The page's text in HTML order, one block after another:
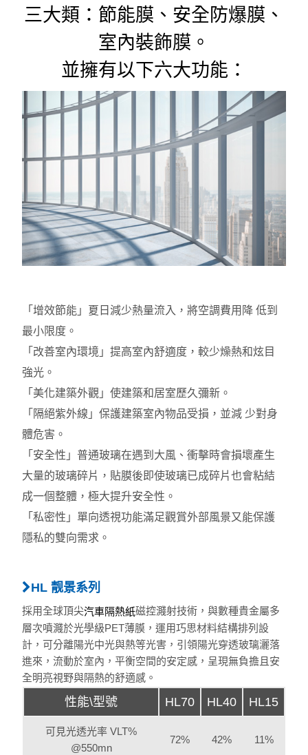
三大類：節能膜、安全防爆膜、
室內裝飾膜。
並擁有以下六大功能：
「增效節能」夏日減少熱量流入，將空調費用降 低到
最小限度。
「改善室內環境」提高室內舒適度，較少燥熱和炫目
強光。
「美化建築外觀」使建築和居室歷久彌新。
「隔絕紫外線」保護建築室內物品受損，並減 少對身
體危害。
「安全性」普通玻璃在遇到大風、衝擊時會損壞產生
大量的玻璃碎片，貼膜後即使玻璃已成碎片也會粘結
成一個整體，極大提升安全性。
「私密性」單向透視功能滿足觀賞外部風景又能保護
隱私的雙向需求。
HL 靓景系列
採用全球頂尖汽車隔熱紙磁控濺射技術，與數種貴金屬多
層次噴濺於光學級PET薄膜，運用巧思材料結構排列設
計，可分離陽光中光與熱等光害，引領陽光穿透玻璃灑落
進來，流動於室內，平衡空間的安定感，呈現無負擔且安
全明亮視野與隔熱的舒適感。
性能\型號 HL70 HL40 HL15
可見光透光率 VLT%
@550mn
72% 42% 11%